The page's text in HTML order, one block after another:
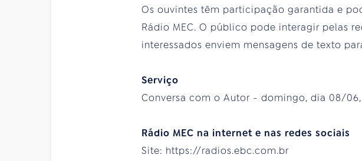
Os ouvintes têm participação garantida e
Rádio MEC. O público pode interagir pelas
interessados enviem mensagens de texto
Serviço
Conversa com o Autor - domingo, dia 08/06,
Rádio MEC na internet e nas redes sociais
Site: https://radios.ebc.com.br